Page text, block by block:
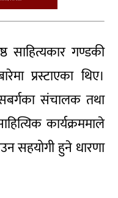
साहित्यकार गण्डकी
प्रस्टाएका थिए।
संचालक तथा
कार्यक्रममाले
सहयोगी हुने धारणा